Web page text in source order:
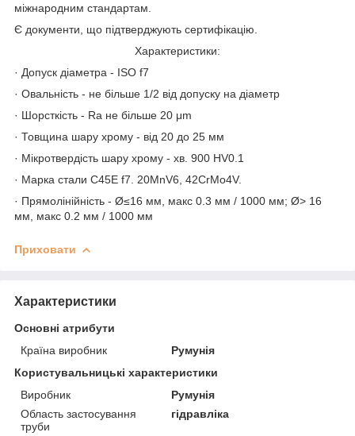
міжнародним стандартам.
Є документи, що підтверджують сертифікацію.
Характеристики:
· Допуск діаметра - ISO f7
· Овальність - не більше 1/2 від допуску на діаметр
· Шорсткість - Ra не більше 20 μm
· Товщина шару хрому - від 20 до 25 мм
· Мікротвердість шару хрому - хв. 900 HV0.1
· Марка стали C45E f7. 20MnV6, 42CrMo4V.
· Прямолінійність - Ø≤16 мм, макс 0.3 мм / 1000 мм; Ø> 16
мм, макс 0.2 мм / 1000 мм
Приховати
Характеристики
Основні атрибути
Країна виробник
Румунія
Користувальницькі характеристики
Виробник
Румунія
Область застосування
труби
гідравліка